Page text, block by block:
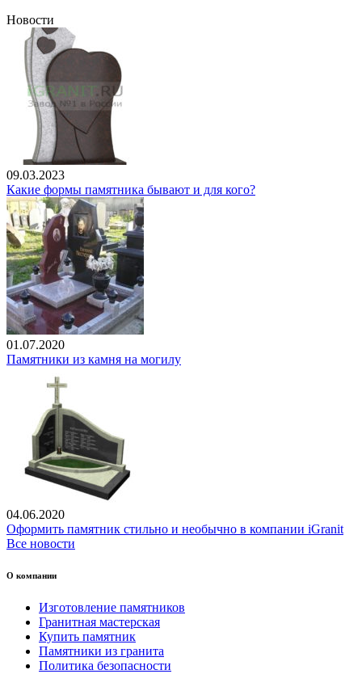
Новости
09.03.2023
Какие формы памятника бывают и для кого?
01.07.2020
Памятники из камня на могилу
04.06.2020
Оформить памятник стильно и необычно в компании iGranit
Все новости
О компании
Изготовление памятников
Гранитная мастерская
Купить памятник
Памятники из гранита
Политика безопасности